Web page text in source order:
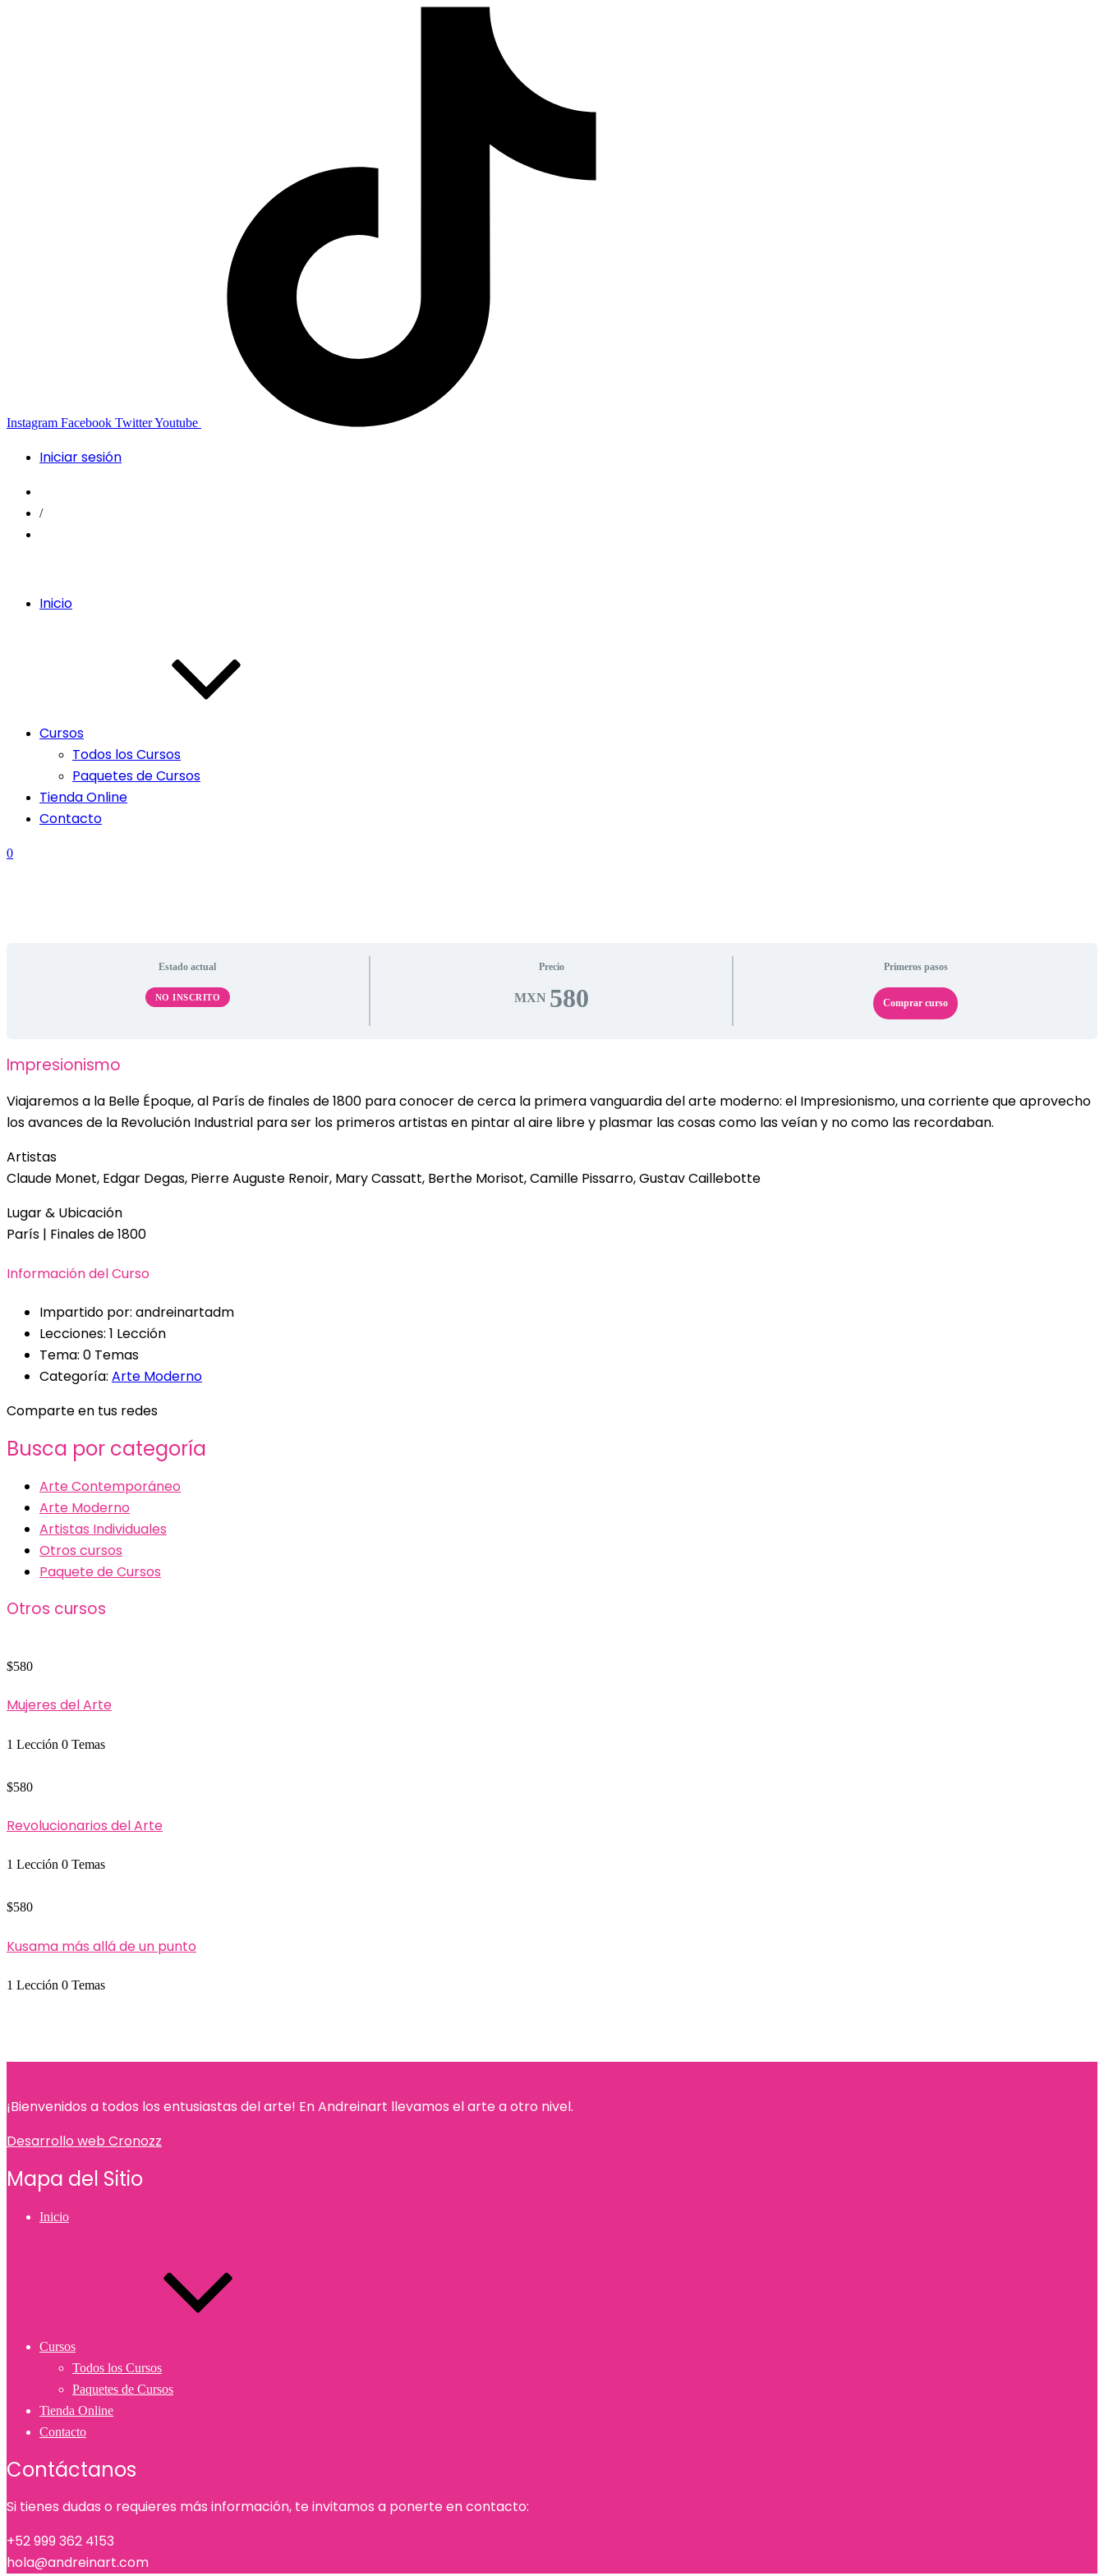
Instagram Facebook TwitterYoutube
Iniciar sesión
/
Inicio
Cursos
Todos los Cursos
Paquetes de Cursos
Tienda Online
Contacto
0
Estado actual
NO INSCRITO
Precio
MXN 580
Primeros pasos
Comprar curso
Impresionismo
Viajaremos a la Belle Époque, al París de finales de 1800 para conocer de cerca la primera vanguardia del arte moderno: el Impresionismo, una corriente que aprovecho
los avances de la Revolución Industrial para ser los primeros artistas en pintar al aire libre y plasmar las cosas como las veían y no como las recordaban.
Artistas
Claude Monet, Edgar Degas, Pierre Auguste Renoir, Mary Cassatt, Berthe Morisot, Camille Pissarro, Gustav Caillebotte
Lugar & Ubicación
París | Finales de 1800
Información del Curso
Impartido por: andreinartadm
Lecciones: 1 Lección
Tema: 0 Temas
Categoría: Arte Moderno
Comparte en tus redes
Busca por categoría
Arte Contemporáneo
Arte Moderno
Artistas Individuales
Otros cursos
Paquete de Cursos
Otros cursos
$580
Mujeres del Arte
1 Lección 0 Temas
$580
Revolucionarios del Arte
1 Lección 0 Temas
$580
Kusama más allá de un punto
1 Lección 0 Temas
¡Bienvenidos a todos los entusiastas del arte! En Andreinart llevamos el arte a otro nivel.
Desarrollo web Cronozz
Mapa del Sitio
Inicio
Cursos
Todos los Cursos
Paquetes de Cursos
Tienda Online
Contacto
Contáctanos
Si tienes dudas o requieres más información, te invitamos a ponerte en contacto:
+52 999 362 4153
hola@andreinart.com